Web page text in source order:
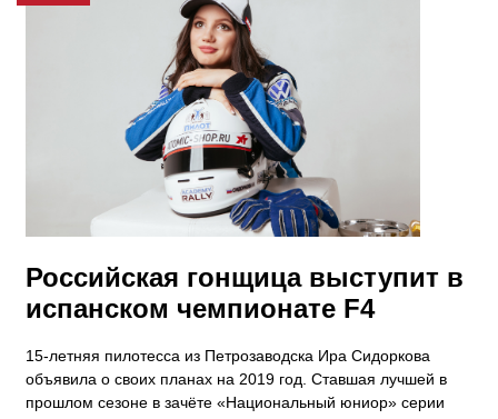
Российская гонщица выступит в
испанском чемпионате F4
15-летняя пилотесса из Петрозаводска Ира Сидоркова
объявила о своих планах на 2019 год. Ставшая лучшей в
прошлом сезоне в зачёте «Национальный юниор» серии